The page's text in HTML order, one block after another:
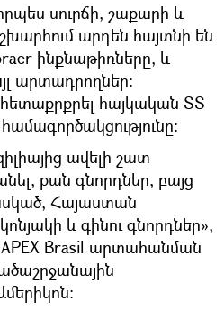
սուրճի, շաքարի և
արդեն հայտնի են
ինքնաթիռները, և
արտադրողներ։
հայկական ՏՏ
ավելի շատ
քան գնորդներ, բայց
Հայաստան
և գինու գնորդներ»,
APEX Brasil արտահանման